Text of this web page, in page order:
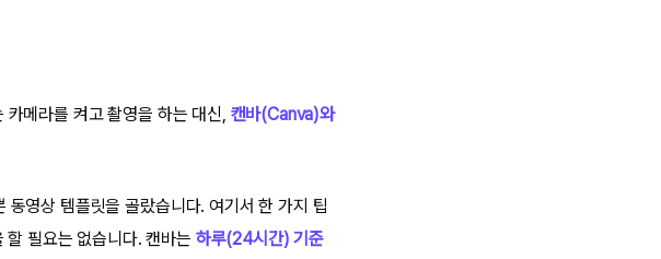
메라를 켜고 촬영을 하는 대신, 캔바(Canva)와
영상 템플릿을 골랐습니다. 여기서 한 가지 팁
필요는 없습니다. 캔바는 하루(24시간) 기준